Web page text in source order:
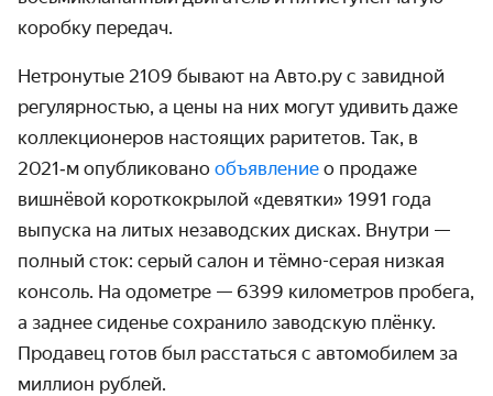
коробку передач.
Нетронутые 2109 бывают на Авто.ру с завидной
регулярностью, а цены на них могут удивить даже
коллекционеров настоящих раритетов. Так, в
2021‑м опубликовано объявление о продаже
вишнёвой короткокрылой «девятки» 1991 года
выпуска на литых незаводских дисках. Внутри —
полный сток: серый салон и тёмно-серая низкая
консоль. На одометре — 6399 километров пробега,
а заднее сиденье сохранило заводскую плёнку.
Продавец готов был расстаться с автомобилем за
миллион рублей.